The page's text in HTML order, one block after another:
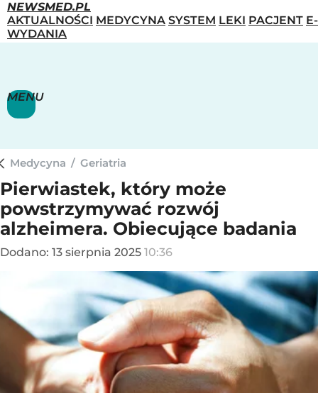
NEWSMED.PL
AKTUALNOŚCI MEDYCYNA SYSTEM LEKI PACJENT E-
WYDANIA
MENU
Medycyna / Geriatria
Pierwiastek, który może
powstrzymywać rozwój
alzheimera. Obiecujące badania
Dodano: 13 sierpnia 2025 10:36